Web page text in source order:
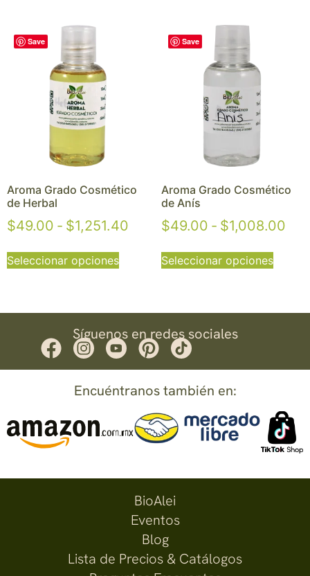
Save
Aroma Grado Cosmético
de Herbal
$49.00 - $1,251.40
Seleccionar opciones
Save
Aroma Grado Cosmético
de Anís
$49.00 - $1,008.00
Seleccionar opciones
Síguenos en redes sociales
Encuéntranos también en:
BioAlei
Eventos
Blog
Lista de Precios & Catálogos